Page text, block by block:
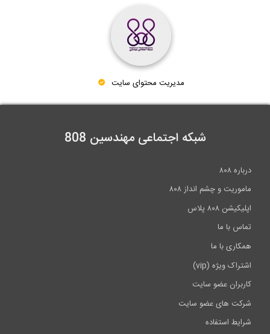
مدیریت محتوای سایت
شبکه اجتماعی مهندسین 808
درباره ۸۰۸
ماموریت و چشم انداز ۸۰۸
اپلیکیشن ۸۰۸ پلاس
تماس با ما
همکاری با ما
اشتراک ویژه (vip)
کاربران عضو سایت
شرکت های عضو سایت
شرایط استفاده